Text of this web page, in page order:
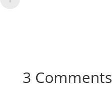
3 Comments